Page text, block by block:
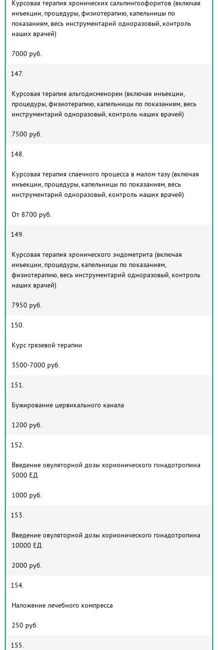
Курсовая терапия хронических сальпингоофоритов (включая
инъекции, процедуры, физиотерапию, капельницы по
показаниям, весь инструментарий одноразовый, контроль
наших врачей)
7000 руб.
147.
Курсовая терапия альгодисменореи (включая инъекции,
процедуры, физиотерапию, капельницы по показаниям, весь
инструментарий одноразовый, контроль наших врачей)
7500 руб.
148.
Курсовая терапия спаечного процесса в малом тазу (включая
инъекции, процедуры, капельницы по показаниям, весь
инструментарий одноразовый, контроль наших врачей)
От 8700 руб.
149.
Курсовая терапия хронического эндометрита (включая
инъекции, процедуры, капельницы по показаниям,
физиотерапию, весь инструментарий одноразовый, контроль
наших врачей)
7950 руб.
150.
Курс грязевой терапии
3500-7000 руб.
151.
Бужирование цервикального канала
1200 руб.
152.
Введение овуляторной дозы хорионического гонадотропина
5000 ЕД
1000 руб.
153.
Введение овуляторной дозы хорионического гонадотропина
10000 ЕД
2000 руб.
154.
Наложение лечебного компресса
250 руб.
155.